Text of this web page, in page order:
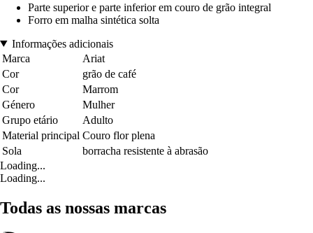
Parte superior e parte inferior em couro de grão integral
Forro em malha sintética solta
Informações adicionais
Marca
Ariat
Cor
grão de café
Cor
Marrom
Género
Mulher
Grupo etário
Adulto
Material principal Couro flor plena
Sola
borracha resistente à abrasão
Loading...
Loading...
Todas as nossas marcas